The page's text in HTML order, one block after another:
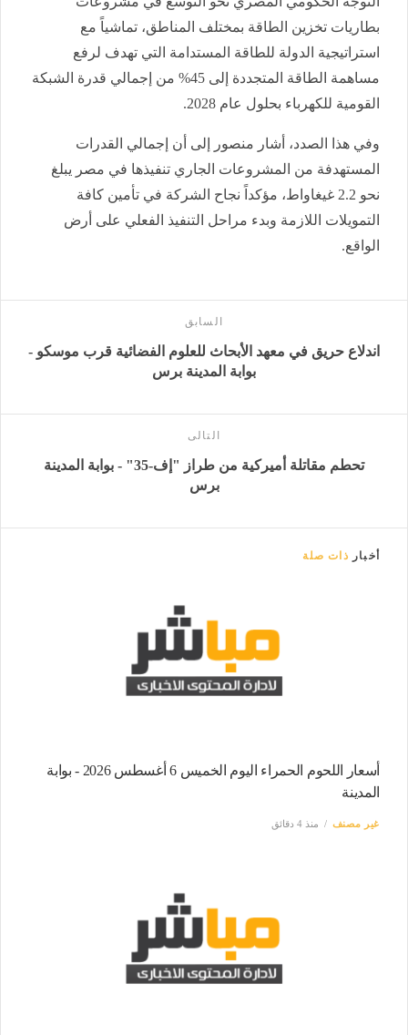
بطاريات تخزين الطاقة بمختلف المناطق، تماشياً مع
استراتيجية الدولة للطاقة المستدامة التي تهدف لرفع
مساهمة الطاقة المتجددة إلى 45% من إجمالي قدرة الشبكة
القومية للكهرباء بحلول عام 2028.
وفي هذا الصدد، أشار منصور إلى أن إجمالي القدرات
المستهدفة من المشروعات الجاري تنفيذها في مصر يبلغ
نحو 2.2 غيغاواط، مؤكداً نجاح الشركة في تأمين كافة
التمويلات اللازمة وبدء مراحل التنفيذ الفعلي على أرض
الواقع.
السابق
اندلاع حريق في معهد الأبحاث للعلوم الفضائية قرب موسكو -
بوابة المدينة برس
التالى
تحطم مقاتلة أميركية من طراز "إف-35" - بوابة المدينة
برس
أخبار ذات صلة
أسعار اللحوم الحمراء اليوم الخميس 6 أغسطس 2026 - بوابة
المدينة
غير مصنف منذ 4 دقائق